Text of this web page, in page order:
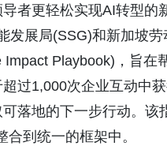
者更轻松实现AI转型的
发展局(SSG)和新加坡
Impact Playbook)，旨在
过1,000次企业互动中
落地的下一步行动。
到统一的框架中。